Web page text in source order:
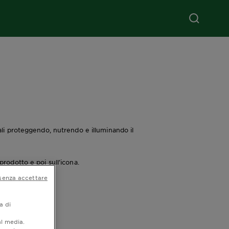
proteggendo, nutrendo e illuminando il
e poi sull’icona.
di
media.
accettare